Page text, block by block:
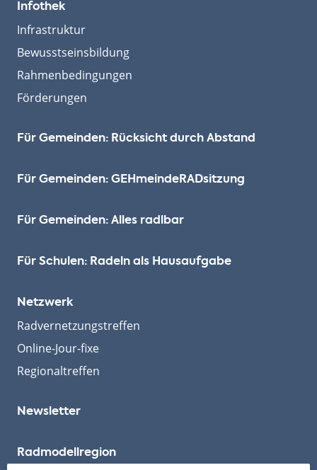
Infothek
Infrastruktur
Bewusstseinsbildung
Rahmenbedingungen
Förderungen
Für Gemeinden: Rücksicht durch Abstand
Für Gemeinden: GEHmeinde­RADsitzung
Für Gemeinden: Alles radlbar
Für Schulen: Radeln als Hausaufgabe
Netzwerk
Radvernetzungstreffen
Online-Jour-fixe
Regionaltreffen
Newsletter
Radmodellregion